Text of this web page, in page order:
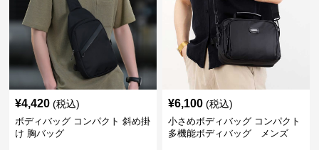
¥4,420 (税込)
ボディバッグ コンパクト 斜め掛
け 胸バッグ
¥6,100 (税込)
小さめボディバッグ コンパクト
多機能ボディバッグ メンズ